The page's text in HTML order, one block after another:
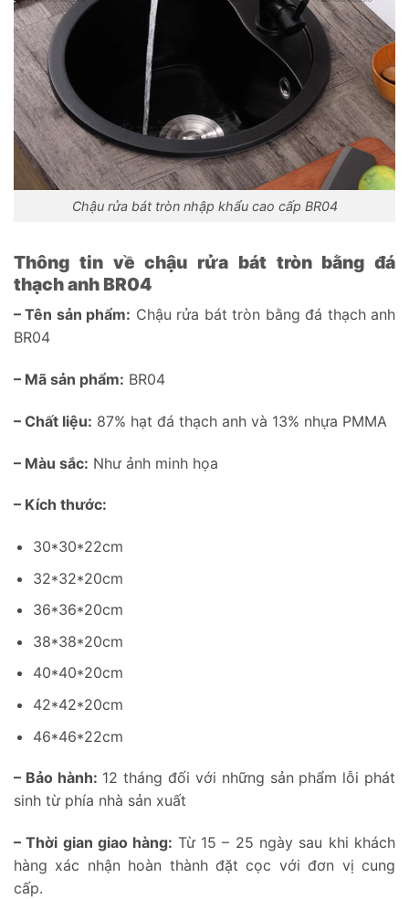
Chậu rửa bát tròn nhập khẩu cao cấp BR04
Thông tin về chậu rửa bát tròn bằng đá
thạch anh BR04
– Tên sản phẩm: Chậu rửa bát tròn bằng đá thạch anh
BR04
– Mã sản phẩm: BR04
– Chất liệu: 87% hạt đá thạch anh và 13% nhựa PMMA
– Màu sắc: Như ảnh minh họa
– Kích thước:
30*30*22cm
32*32*20cm
36*36*20cm
38*38*20cm
40*40*20cm
42*42*20cm
46*46*22cm
– Bảo hành: 12 tháng đối với những sản phẩm lỗi phát
sinh từ phía nhà sản xuất
– Thời gian giao hàng: Từ 15 – 25 ngày sau khi khách
hàng xác nhận hoàn thành đặt cọc với đơn vị cung
cấp.